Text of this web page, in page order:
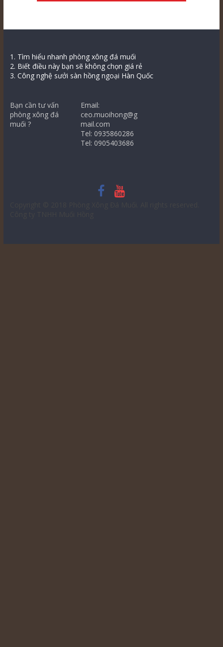
1. Tìm hiểu nhanh phòng xông đá muối
2. Biết điều này bạn sẽ không chọn giá rẻ
3. Công nghệ sưởi sàn hồng ngoại Hàn Quốc
Bạn cần tư vấn
phòng xông đá
muối ?
Email:
ceo.muoihong@g
mail.com
Tel: 0935860286
Tel: 0905403686